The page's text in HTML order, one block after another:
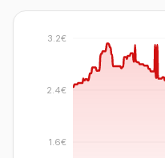
1.6€
2.4€
3.2€